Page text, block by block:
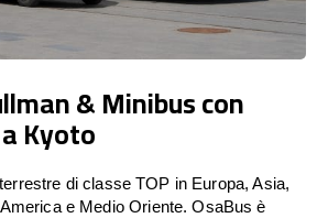
& Minibus con
Kyoto
di classe TOP in Europa, Asia,
e Medio Oriente. OsaBus è